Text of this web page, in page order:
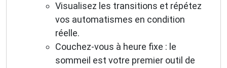
Visualisez les transitions et répétez
vos automatismes en condition
réelle.
Couchez-vous à heure fixe : le
sommeil est votre premier outil de